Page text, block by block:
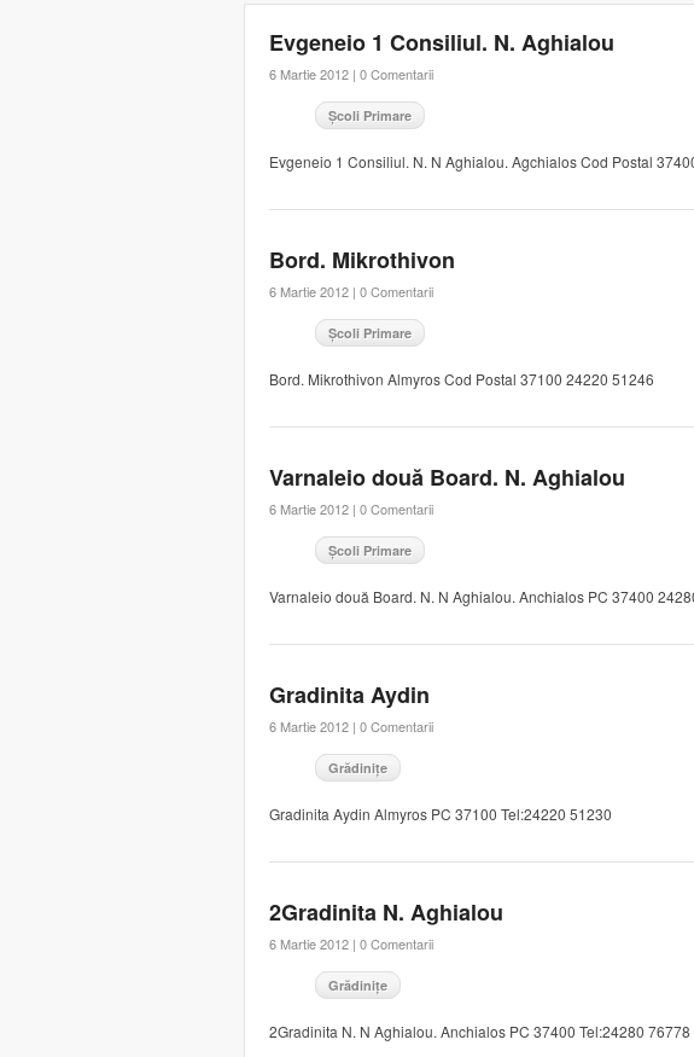
Evgeneio 1 Consiliul. N. Aghialou
6 Martie 2012 | 0 Comentarii
Școli Primare
Evgeneio 1 Consiliul. N. N Aghialou. Agchialos Cod Postal
Bord. Mikrothivon
6 Martie 2012 | 0 Comentarii
Școli Primare
Bord. Mikrothivon Almyros Cod Postal 37100 24220 51246
Varnaleio două Board. N. Aghialou
6 Martie 2012 | 0 Comentarii
Școli Primare
Varnaleio două Board. N. N Aghialou. Anchialos PC 37400
Gradinita Aydin
6 Martie 2012 | 0 Comentarii
Grădinițe
Gradinita Aydin Almyros PC 37100 Tel:24220 51230
2Gradinita N. Aghialou
6 Martie 2012 | 0 Comentarii
Grădinițe
2Gradinita N. N Aghialou. Anchialos PC 37400 Tel:24280 76778